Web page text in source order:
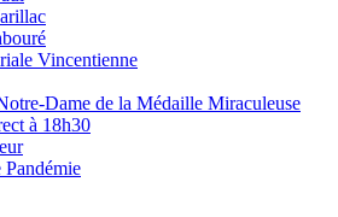
Vincentienne
Dame de la Médaille Miraculeuse
à 18h30
Pandémie